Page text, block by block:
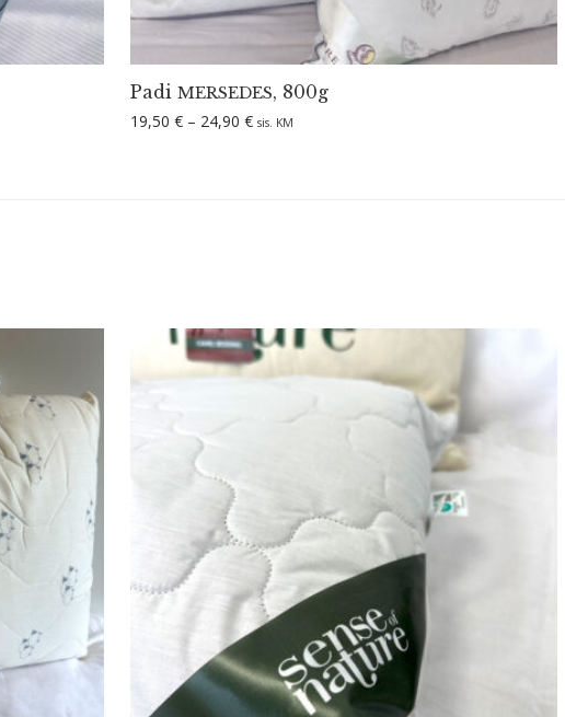
€
Padi MERSEDES, 800g
19,50 € – 24,90 €Hinnavahemik: 19,50 € kuni 24,90 €
sis. KM